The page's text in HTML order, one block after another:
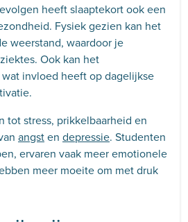
heeft slaaptekort ook een
Fysiek gezien kan het
weerstand, waardoor je
Ook kan het
invloed heeft op dagelijkse
tot stress, prikkelbaarheid en
angsten depressie. Studenten
ervaren vaak meer emotionele
meer moeite om met druk